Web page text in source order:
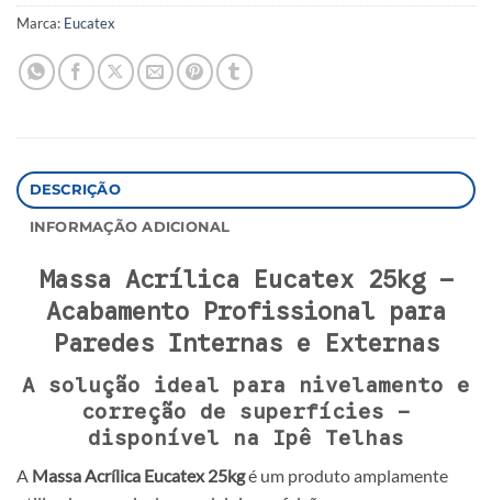
Marca: Eucatex
DESCRIÇÃO
INFORMAÇÃO ADICIONAL
Massa Acrílica Eucatex 25kg –
Acabamento Profissional para
Paredes Internas e Externas
A solução ideal para nivelamento e
correção de superfícies –
disponível na Ipê Telhas
A Massa Acrílica Eucatex 25kgé um produto amplamente